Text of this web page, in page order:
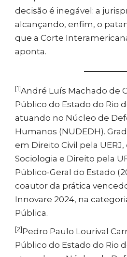
decisão é inegável: a
alcançando, enfim, o
que a Corte
aponta.
[1]André Luís Machado de
Público do Estado do Rio
atuando no Núcleo de
Humanos (NUDEDH).
em Direito Civil pela
Sociologia e Direito pela
Público-Geral do Estado
coautor da prática
Innovare 2024, na
Pública.
[2]Pedro Paulo Lourival
Público do Estado do Rio